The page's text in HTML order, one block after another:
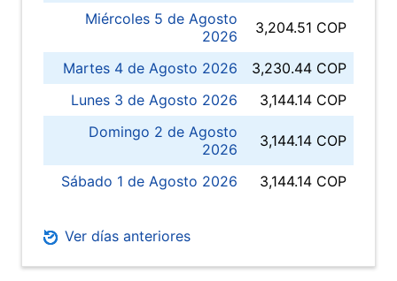
Miércoles 5 de Agosto
2026
3,204.51 COP
Martes 4 de Agosto 2026
3,230.44 COP
Lunes 3 de Agosto 2026
3,144.14 COP
Domingo 2 de Agosto
2026
3,144.14 COP
Sábado 1 de Agosto 2026 3,144.14 COP
Ver días anteriores